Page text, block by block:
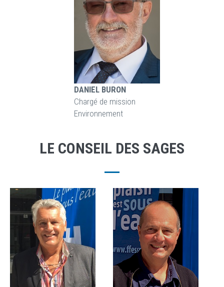
DANIEL BURON
Chargé de mission
Environnement
LE CONSEIL DES SAGES